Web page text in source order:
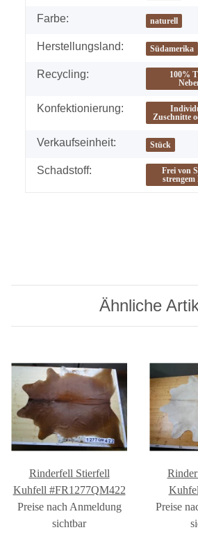
Farbe: naturell
Herstellungsland: Südamerika
Recycling:
100%
Konfektionierung:
Zuschnitte
Verkaufseinheit: Stück
Schadstoff:
Frei von
strengem
Ähnliche
Rinderfell Stierfell
Kuhfell #FR1277QM422
Preise nach Anmeldung
sichtbar
Preise